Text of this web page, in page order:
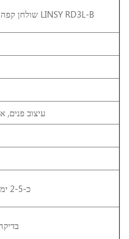
שולחן קפה מלבני רב-תכליתי מודרני LINSY RD3L-B
עיצוב פנים,
כ-2-5 ימים לאחר קבלת המקדמה
בדיקה של